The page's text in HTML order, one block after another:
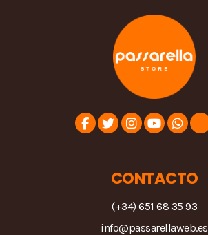
CONTACTO
(+34) 651 68 35 93
info@passarellaweb.es